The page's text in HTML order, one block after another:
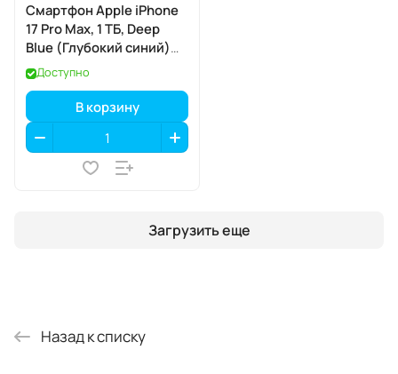
Смартфон Apple iPhone
17 Pro Max, 1 ТБ, Deep
Blue (Глубокий синий)
SIM+eSIM
Доступно
В корзину
Загрузить еще
Назад к списку